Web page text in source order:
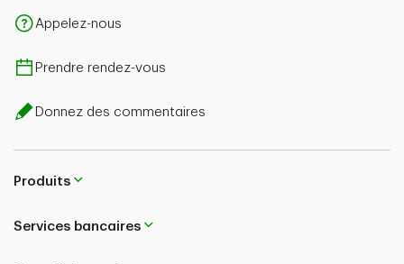
Appelez-nous
Prendre rendez-vous
Donnez des commentaires
Produits
Services bancaires